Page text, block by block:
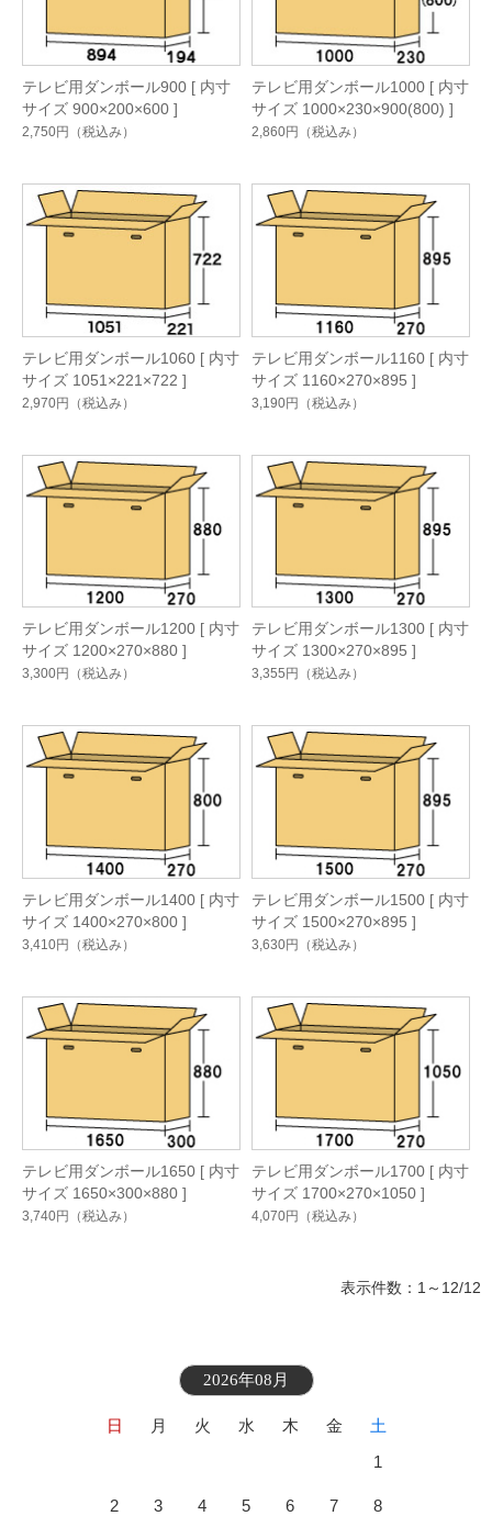
テレビ用ダンボール900 [ 内寸
サイズ 900×200×600 ]
2,750円 （税込み）
テレビ用ダンボール1000 [ 内寸
サイズ 1000×230×900(800) ]
2,860円 （税込み）
テレビ用ダンボール1060 [ 内寸
サイズ 1051×221×722 ]
2,970円 （税込み）
テレビ用ダンボール1160 [ 内寸
サイズ 1160×270×895 ]
3,190円 （税込み）
テレビ用ダンボール1200 [ 内寸
サイズ 1200×270×880 ]
3,300円 （税込み）
テレビ用ダンボール1300 [ 内寸
サイズ 1300×270×895 ]
3,355円 （税込み）
テレビ用ダンボール1400 [ 内寸
サイズ 1400×270×800 ]
3,410円 （税込み）
テレビ用ダンボール1500 [ 内寸
サイズ 1500×270×895 ]
3,630円 （税込み）
テレビ用ダンボール1650 [ 内寸
サイズ 1650×300×880 ]
3,740円 （税込み）
テレビ用ダンボール1700 [ 内寸
サイズ 1700×270×1050 ]
4,070円 （税込み）
表示件数：1～12/12
2026年08月
日 月 火 水 木 金
土
1
2 3 4 5 6 7 8